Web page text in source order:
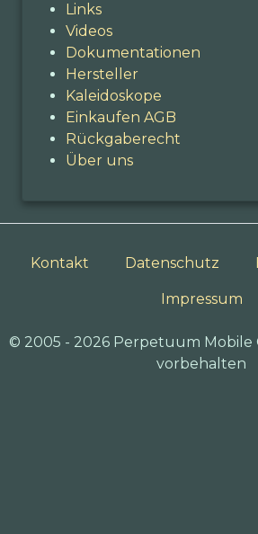
Links
Videos
Dokumentationen
Hersteller
Kaleidoskope
Einkaufen AGB
Rückgaberecht
Über uns
Kontakt Datenschutz
Impressum
© 2005 - 2026 Perpetuum Mobile
vorbehalten